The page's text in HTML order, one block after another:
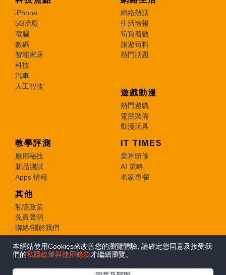
iPhone
5G流動
電腦
數碼
智能家居
科技
汽車
人工智能
網絡熱話
生活情報
筍買着數
旅遊筍料
熱門話題
遊戲動漫
熱門遊戲
電競裝備
動漫玩具
教學評測
應用秘技
新品測試
Apps 情報
IT TIMES
業界頭條
AI 策略
名家專欄
其他
私隱政策
免責聲明
聯絡/關於我們
© 2026 e-zone. All Rights Reserved.
本網站使用Cookies來改善您的瀏覽體驗, 請確定您同意及接受我
們的私隱政策與使用條款才繼續瀏覽。